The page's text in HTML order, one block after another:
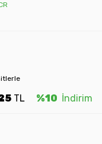
TL %10 İndirim